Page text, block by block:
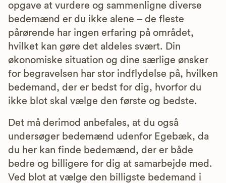
opgave at vurdere og sammenligne diverse
bedemænd er du ikke alene – de fleste
pårørende har ingen erfaring på området,
hvilket kan gøre det aldeles svært. Din
økonomiske situation og dine særlige ønsker
for begravelsen har stor indflydelse på, hvilken
bedemand, der er bedst for dig, hvorfor du
ikke blot skal vælge den første og bedste.
Det må derimod anbefales, at du også
undersøger bedemænd udenfor Egebæk, da
du her kan finde bedemænd, der er både
bedre og billigere for dig at samarbejde med.
Ved blot at vælge den billigste bedemand i